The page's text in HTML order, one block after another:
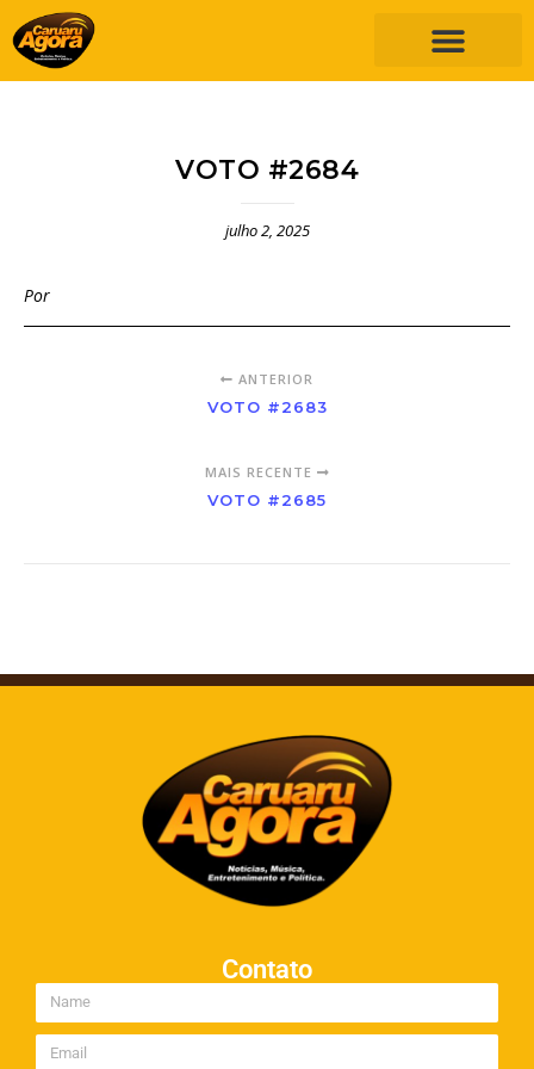
VOTO #2684
julho 2, 2025
Por
ANTERIOR
VOTO #2683
MAIS RECENTE
VOTO #2685
Contato